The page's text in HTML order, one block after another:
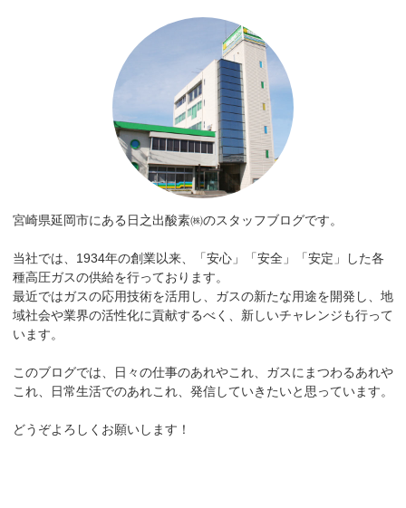
宮崎県延岡市にある日之出酸素㈱のスタッフブログです。
当社では、1934年の創業以来、「安心」「安全」「安定」した各
種高圧ガスの供給を行っております。
最近ではガスの応用技術を活用し、ガスの新たな用途を開発し、地
域社会や業界の活性化に貢献するべく、新しいチャレンジも行って
います。
このブログでは、日々の仕事のあれやこれ、ガスにまつわるあれや
これ、日常生活でのあれこれ、発信していきたいと思っています。
どうぞよろしくお願いします！